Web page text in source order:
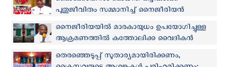
പുതുജീവിതം സമ്മാനിച്ച് നൈജീരിയന്‍
സഭയുടെ വിദ്യാഭ്യാസ പദ്ധതി
നൈജീരിയയിൽ മാരകായുധം ഉപയോഗിച്ചുള്ള
ആക്രമണത്തിൽ കത്തോലിക്ക വൈദികൻ
കൊല്ലപ്പെട്ടു
തെരഞ്ഞെടുപ്പ് സുതാര്യമായിരിക്കണം,